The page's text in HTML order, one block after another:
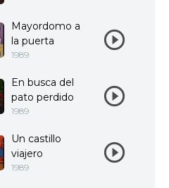
Mayordomo a
la puerta
1989
En busca del
pato perdido
1989
Un castillo
viajero
1989